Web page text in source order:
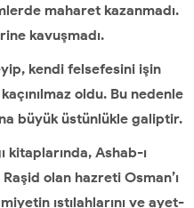
maharet kazanmadı.
kavuşmadı.
kendi felsefesini işin
oldu. Bu nedenle
büyük üstünlükle galiptir.
kitaplarında, Ashab-ı
olan hazreti Osman’ı
ıstılahlarını ve ayet-